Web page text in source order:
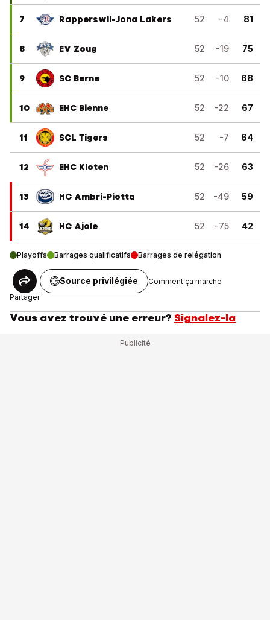
7 Rapperswil-Jona Lakers 52 -4 81
8 EV Zoug 52 -19 75
9 SC Berne 52 -10 68
10 EHC Bienne 52 -22 67
11 SCL Tigers 52 -7 64
12 EHC Kloten 52 -26 63
13 HC Ambri-Piotta 52 -49 59
14 HC Ajoie 52 -75 42
Playoffs Barrages qualificatifs Barrages de relégation
Partager
Source privilégiée Comment ça marche
Vous avez trouvé une erreur? Signalez-la